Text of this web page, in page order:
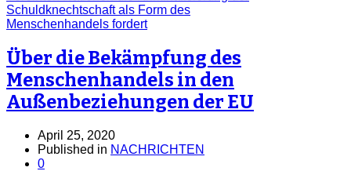
Über die Bekämpfung des
Menschenhandels in den
Außenbeziehungen der EU
April 25, 2020
Published in NACHRICHTEN
0